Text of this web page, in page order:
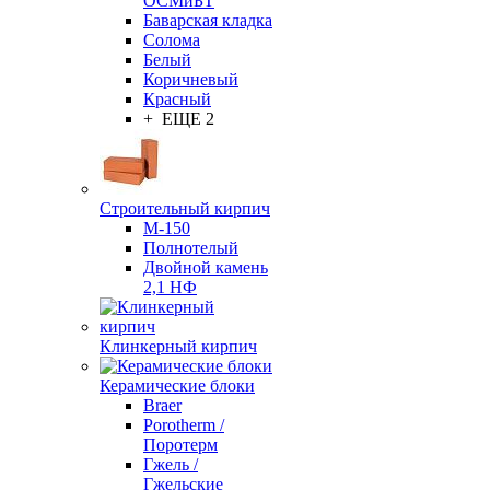
Баварская кладка
Солома
Белый
Коричневый
Красный
+ ЕЩЕ 2
Строительный кирпич
М-150
Полнотелый
Двойной камень
2,1 НФ
Клинкерный кирпич
Керамические блоки
Braer
Porotherm /
Поротерм
Гжель /
Гжельские